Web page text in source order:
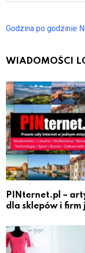
Godzina po godzinie
WIADOMOŚCI
PINternet.pl –
dla sklepów i firm
widoczność